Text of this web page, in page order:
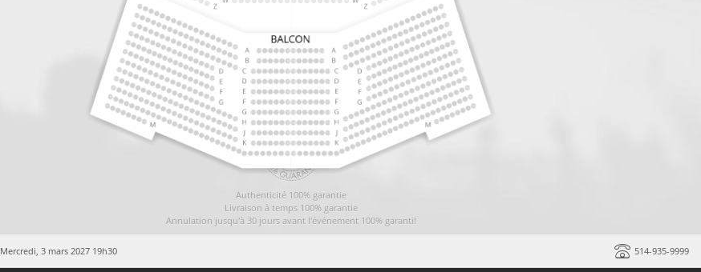
Authenticité 100% garantie
Livraison à temps 100% garantie
Annulation jusqu'à 30 jours avant l'événement 100% garanti!
Mercredi, 3 mars 2027 19h30 514-935-9999